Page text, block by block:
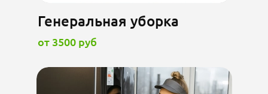
Генеральная уборка
от 3500 руб